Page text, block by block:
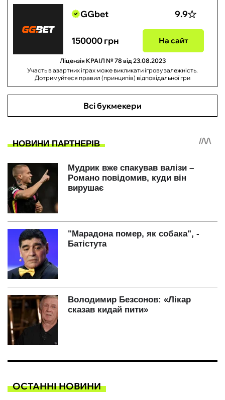
GGbet 9.9
150000 грн На сайт
Ліцензія КРАІЛ № 78 від 23.08.2023
Участь в азартних іграх може викликати ігрову залежність.
Дотримуйтеся правил (принципів) відповідальної гри
Всі букмекери
ОСТАННІ НОВИНИ